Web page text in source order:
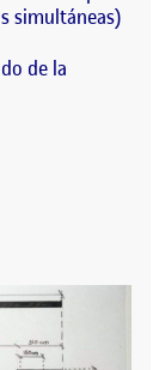
simultáneas)
de la